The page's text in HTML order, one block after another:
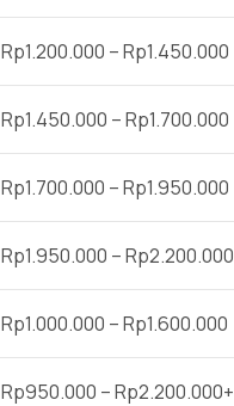
Rp1.200.000 – Rp1.450.000
Rp1.450.000 – Rp1.700.000
Rp1.700.000 – Rp1.950.000
Rp1.950.000 – Rp2.200.000
Rp1.000.000 – Rp1.600.000
Rp950.000 – Rp2.200.000+